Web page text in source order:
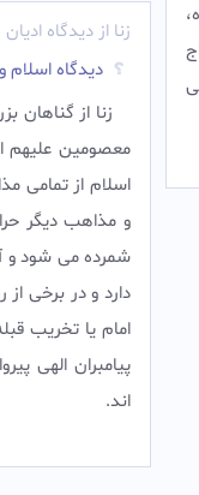
زنا از دیدگاه ادیان
دیدگاه
زنا از
معصومین علیهم
اسلام از تمامی
و مذاهب دیگر
شمرده می شود و
دارد و در برخی
امام یا تخریب
پیامبران الهی
اند.‌